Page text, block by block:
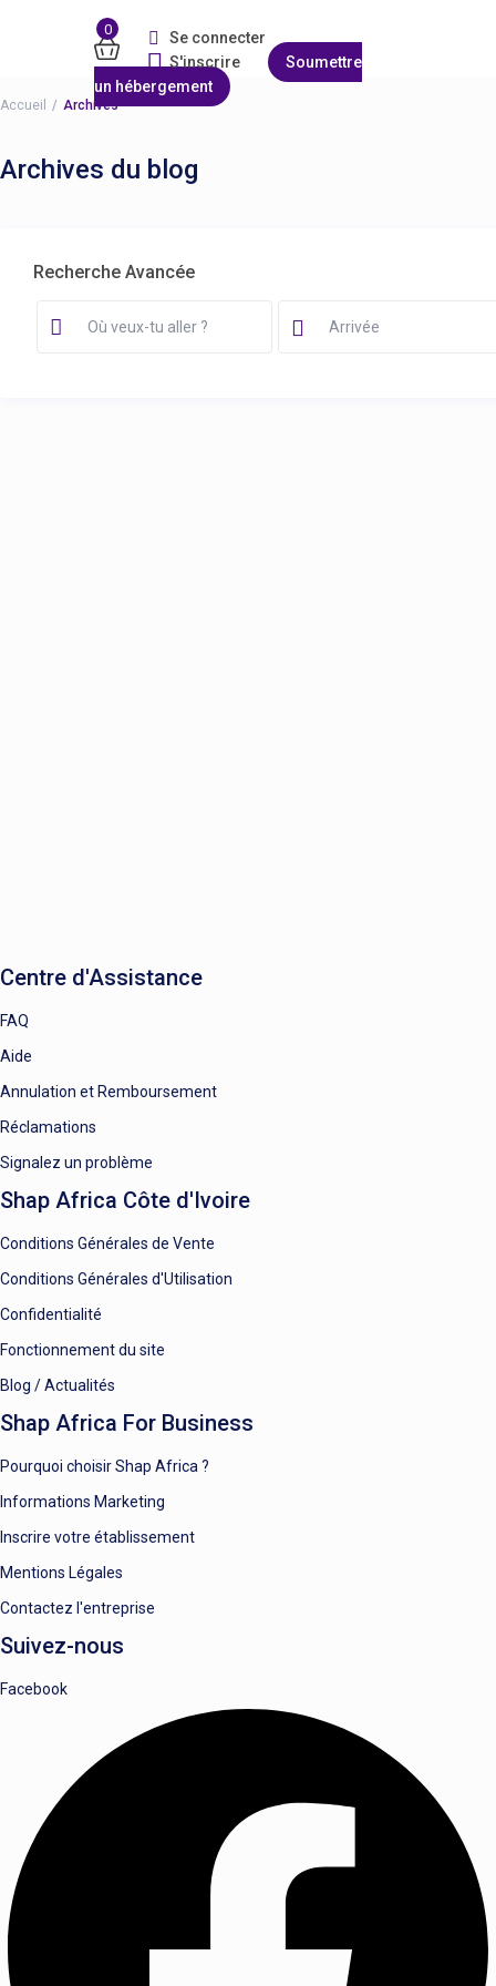
0
Se connecter
S'inscrire
Soumettre
un hébergement
Accueil Archives
Archives du blog
Recherche Avancée
Centre d'Assistance
FAQ
Aide
Annulation et Remboursement
Réclamations
Signalez un problème
Shap Africa Côte d'Ivoire
Conditions Générales de Vente
Conditions Générales d'Utilisation
Confidentialité
Fonctionnement du site
Blog / Actualités
Shap Africa For Business
Pourquoi choisir Shap Africa ?
Informations Marketing
Inscrire votre établissement
Mentions Légales
Contactez l'entreprise
Suivez-nous
Facebook